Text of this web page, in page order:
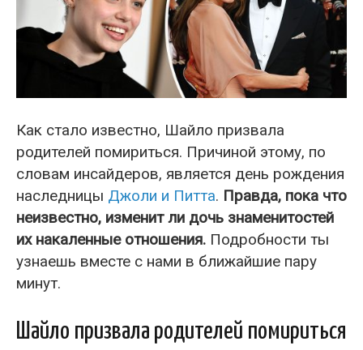
Как стало известно, Шайло призвала
родителей помириться. Причиной этому, по
словам инсайдеров, является день рождения
наследницы Джоли и Питта. Правда, пока что
неизвестно, изменит ли дочь знаменитостей
их накаленные отношения. Подробности ты
узнаешь вместе с нами в ближайшие пару
минут.
Шайло призвала родителей помириться